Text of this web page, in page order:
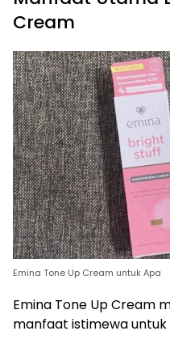
Cream
Emina Tone Up Cream untuk Apa
Emina Tone Up Cream
manfaat istimewa untuk